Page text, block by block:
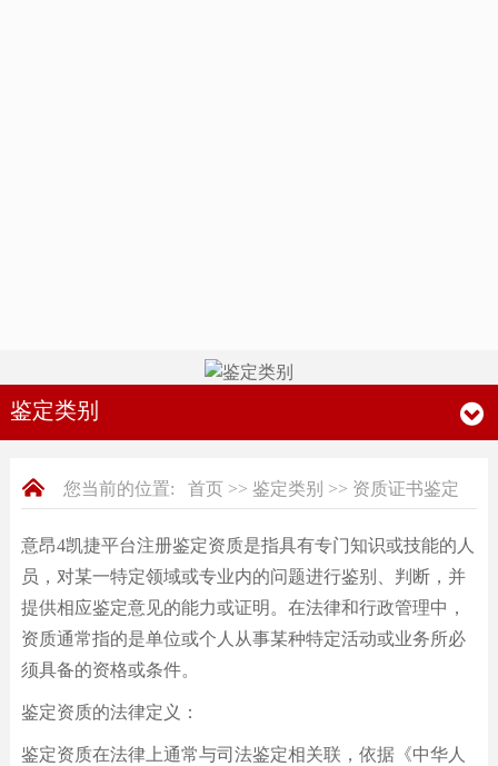
鉴定类别
您当前的位置: 首页>> 鉴定类别 >> 资质证书鉴定
意昂4凯捷平台注册鉴定资质是指具有专门知识或技能的人
员，对某一特定领域或专业内的问题进行鉴别、判断，并
提供相应鉴定意见的能力或证明。在法律和行政管理中，
资质通常指的是单位或个人从事某种特定活动或业务所必
须具备的资格或条件。
鉴定资质的法律定义：
鉴定资质在法律上通常与司法鉴定相关联，依据《中华人